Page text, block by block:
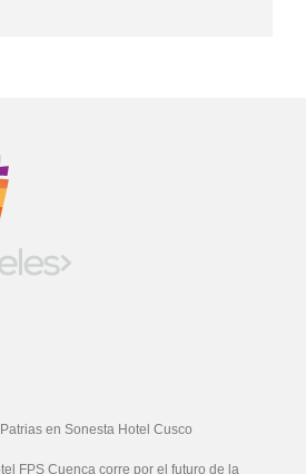
en Sonesta Hotel Cusco
FPS Cuenca corre por el futuro de la